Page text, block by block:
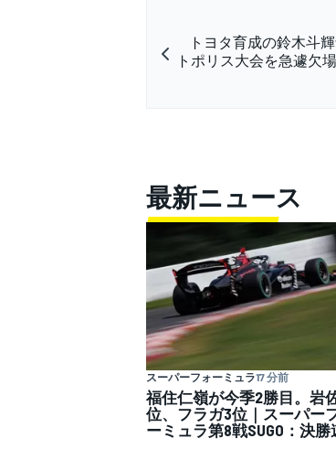
すべてのカテゴリー
トヨタ育成の鈴木斗
トポリス大会を急遽欠
最新ニュース
スーパーフォーミュラ17 分前
福住仁嶺が今季2勝目。岩
位、フラガ3位｜スーパー
ーミュラ第8戦SUGO：決勝